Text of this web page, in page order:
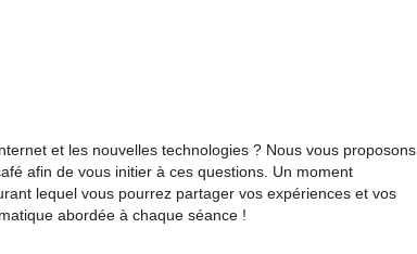
et les nouvelles technologies ? Nous vous proposons
afin de vous initier à ces questions. Un moment
lequel vous pourrez partager vos expériences et vos
abordée à chaque séance !